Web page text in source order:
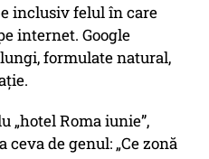
inclusiv felul în care
internet. Google
formulate natural,
„hotel Roma iunie”,
de genul: „Ce zonă